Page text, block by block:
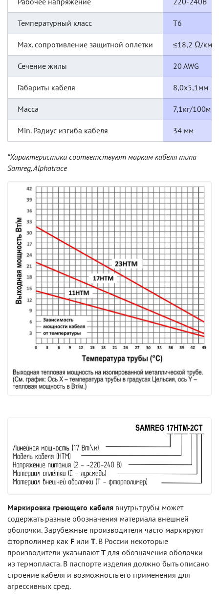
Температурный класс Т6
Max. сопротивление защитной оплетки ≤18,2 Ω/км
Сечение жилы 20 AWG
Габариты кабеля 8,0х5,1мм
Масса 7,1кг/100м
Min. Радиус изгиба кабеля 34 мм
*Характеристики соответствуют маркам кабеля типа
Samreg, Alphatrace
Маркировка греющего кабеля внутрь трубы может
содержать разные обозначения материала внешней
оболочки. Зарубежные производители часто маркируют
фторполимер как F или Т. В России некоторые
производители указываютТ для обозначения оболочки
из термопласта. В паспорте изделия должно быть описано
строение кабеля и возможность его применения для
агрессивных сред.